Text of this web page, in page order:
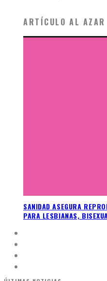
ARTÍCULO AL AZAR
SANIDAD ASEGURA
PARA LESBIANAS,